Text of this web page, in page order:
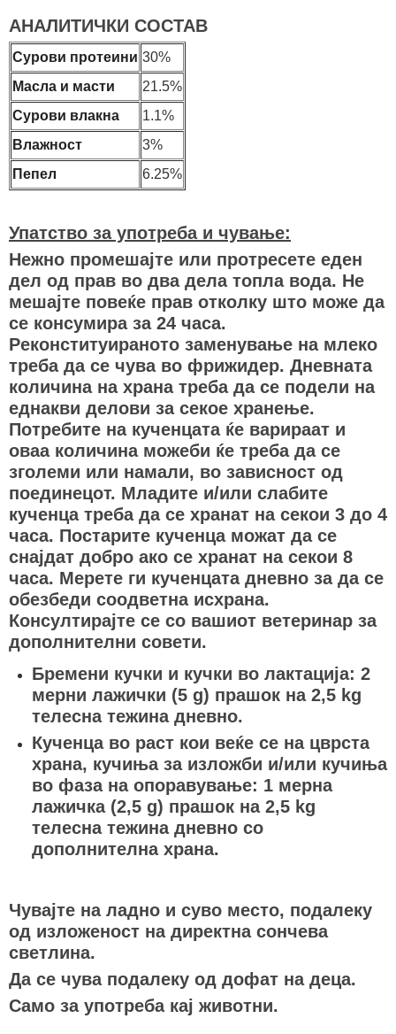
АНАЛИТИЧКИ СОСТАВ
Сурови протеини 30%
Масла и масти
21.5%
Сурови влакна
1.1%
Влажност
3%
Пепел
6.25%
Упатство за употреба и чување:
Нежно промешајте или протресете еден
дел од прав во два дела топла вода. Не
мешајте повеќе прав отколку што може да
се консумира за 24 часа.
Реконституираното заменување на млеко
треба да се чува во фрижидер. Дневната
количина на храна треба да се подели на
еднакви делови за секое хранење.
Потребите на кученцата ќе варираат и
оваа количина можеби ќе треба да се
зголеми или намали, во зависност од
поединецот. Младите и/или слабите
кученца треба да се хранат на секои 3 до 4
часа. Постарите кученца можат да се
снајдат добро ако се хранат на секои 8
часа. Мерете ги кученцата дневно за да се
обезбеди соодветна исхрана.
Консултирајте се со вашиот ветеринар за
дополнителни совети.
Бремени кучки и кучки во лактација: 2
мерни лажички (5 g) прашок на 2,5 kg
телесна тежина дневно.
Кученца во раст кои веќе се на цврста
храна, кучиња за изложби и/или кучиња
во фаза на опоравување: 1 мерна
лажичка (2,5 g) прашок на 2,5 kg
телесна тежина дневно со
дополнителна храна.
Чувајте на ладно и суво место, подалеку
од изложеност на директна сончева
светлина.
Да се чува подалеку од дофат на деца.
Само за употреба кај животни.